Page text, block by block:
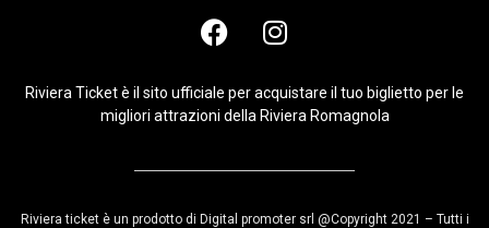
Riviera Ticket è il sito ufficiale per acquistare il tuo biglietto per le
migliori attrazioni della Riviera Romagnola
Riviera ticket è un prodotto di Digital promoter srl @Copyright 2021 – Tutti i